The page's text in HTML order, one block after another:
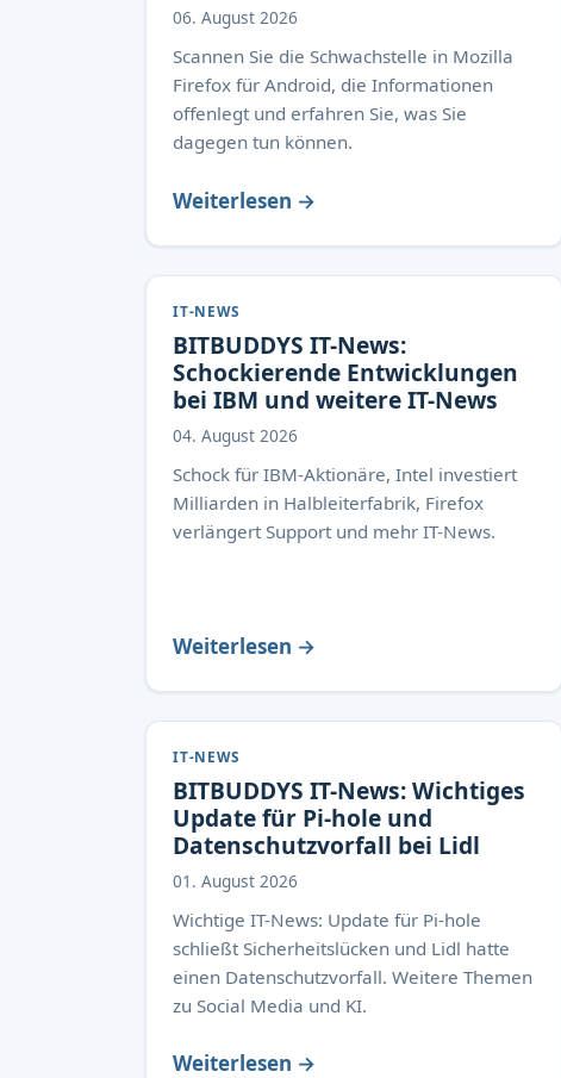
06. August 2026
Scannen Sie die Schwachstelle in Mozilla
Firefox für Android, die Informationen
offenlegt und erfahren Sie, was Sie
dagegen tun können.
Weiterlesen →
IT-NEWS
BITBUDDYS IT-News:
Schockierende Entwicklungen
bei IBM und weitere IT-News
04. August 2026
Schock für IBM-Aktionäre, Intel investiert
Milliarden in Halbleiterfabrik, Firefox
verlängert Support und mehr IT-News.
Weiterlesen →
IT-NEWS
BITBUDDYS IT-News: Wichtiges
Update für Pi-hole und
Datenschutzvorfall bei Lidl
01. August 2026
Wichtige IT-News: Update für Pi-hole
schließt Sicherheitslücken und Lidl hatte
einen Datenschutzvorfall. Weitere Themen
zu Social Media und KI.
Weiterlesen →